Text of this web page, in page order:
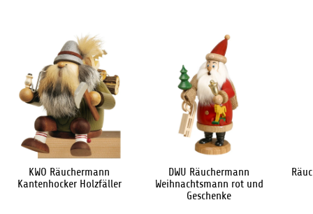
KWO Räuchermann
Kantenhocker Holzfäller
DWU Räuchermann
Weihnachtsmann rot und
Geschenke